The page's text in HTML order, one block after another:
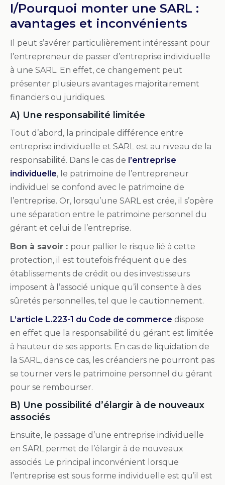
I/Pourquoi monter une SARL :
avantages et inconvénients
Il peut s’avérer particulièrement intéressant pour
l’entrepreneur de passer d’entreprise individuelle
à une SARL. En effet, ce changement peut
présenter plusieurs avantages majoritairement
financiers ou juridiques.
A) Une responsabilité limitée
Tout d’abord, la principale différence entre
entreprise individuelle et SARL est au niveau de la
responsabilité. Dans le cas de l’entreprise
individuelle, le patrimoine de l’entrepreneur
individuel se confond avec le patrimoine de
l’entreprise. Or, lorsqu’une SARL est crée, il s’opère
une séparation entre le patrimoine personnel du
gérant et celui de l’entreprise.
Bon à savoir : pour pallier le risque lié à cette
protection, il est toutefois fréquent que des
établissements de crédit ou des investisseurs
imposent à l’associé unique qu’il consente à des
sûretés personnelles, tel que le cautionnement.
L’article L.223-1 du Code de commerce dispose
en effet que la responsabilité du gérant est limitée
à hauteur de ses apports. En cas de liquidation de
la SARL, dans ce cas, les créanciers ne pourront pas
se tourner vers le patrimoine personnel du gérant
pour se rembourser.
B) Une possibilité d’élargir à de nouveaux
associés
Ensuite, le passage d’une entreprise individuelle
en SARL permet de l’élargir à de nouveaux
associés. Le principal inconvénient lorsque
l’entreprise est sous forme individuelle est qu’il est